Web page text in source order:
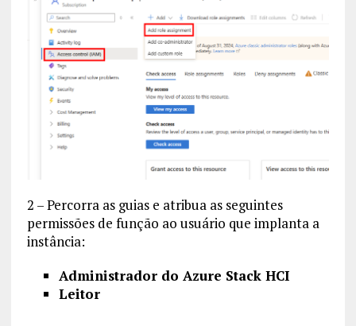
2 – Percorra as guias e atribua as seguintes
permissões de função ao usuário que implanta a
instância:
Administrador do Azure Stack HCI
Leitor